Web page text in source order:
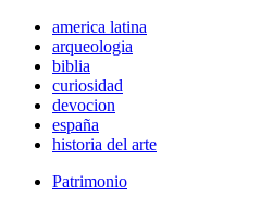
america latina
arqueologia
biblia
curiosidad
devocion
españa
historia del arte
Patrimonio